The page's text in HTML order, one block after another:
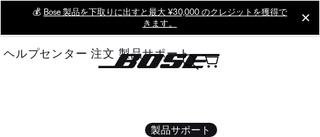
Main
💰 Bose 製品を下取りに出すと最大 ¥30,000 のクレジットを獲得で
きます。
ヘルプセンター 注文 製品サポート
製品サポート